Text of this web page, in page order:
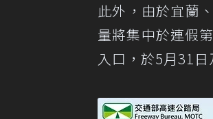
此外，由於宜蘭
量將集中於連假
入口，於5月31